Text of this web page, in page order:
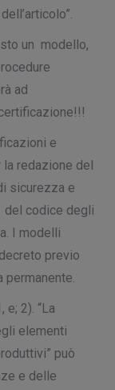
un modello,
ad
e
la redazione del
sicurezza e
del codice degli
I modelli
previo
permanente.
e; 2). “La
elementi
può
e delle